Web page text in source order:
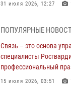
31 июля 2026, 12:27
граждан на южном
31 июля 2026, 06:56
Представитель
Свердловской области
ПОПУЛЯРНЫЕ
Связь – это основа
специалисты
профессиональный
15 июля 2026, 03:51